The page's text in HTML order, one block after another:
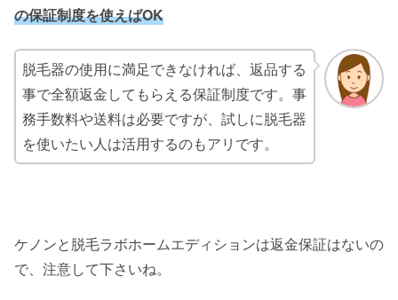
の保証制度を使えばOK
脱毛器の使用に満足できなければ、返品する
事で全額返金してもらえる保証制度です。事
務手数料や送料は必要ですが、試しに脱毛器
を使いたい人は活用するのもアリです。
ケノンと脱毛ラボホームエディションは返金保証はないの
で、注意して下さいね。